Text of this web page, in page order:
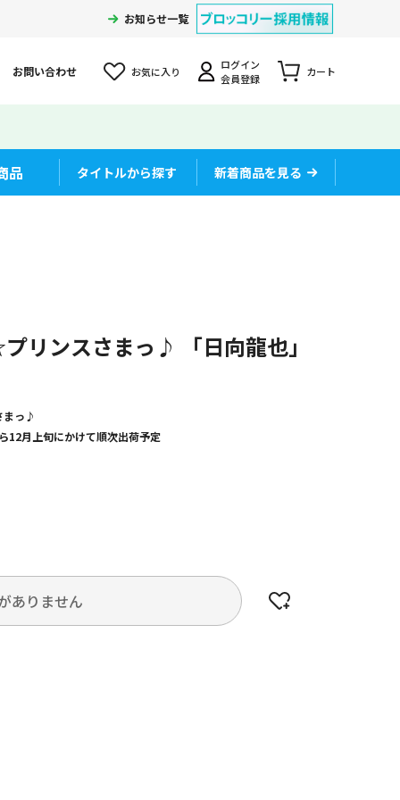
お知らせ一覧
お問い合わせ お気に入り
ログイン
会員登録
カート
品 タイトルから探す 新着商品を見る
リンスさまっ♪ 「日向龍也」
まっ♪
12月上旬にかけて順次出荷予定
ありません